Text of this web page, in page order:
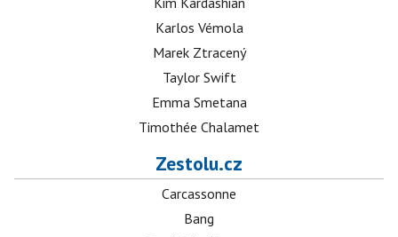
Karlos Vémola
Marek Ztracený
Taylor Swift
Emma Smetana
Timothée Chalamet
Zestolu.cz
Carcassonne
Bang